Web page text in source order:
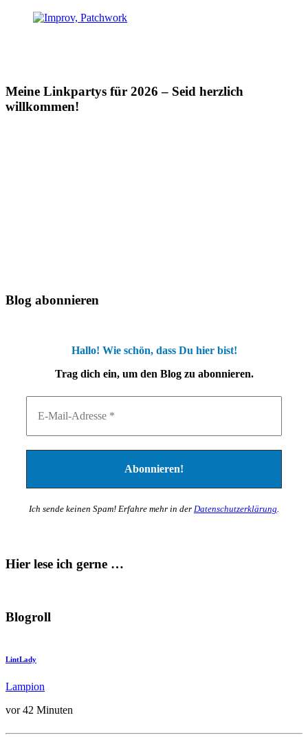
Meine Linkpartys für 2026 – Seid herzlich
willkommen!
Blog abonnieren
Hallo! Wie schön, dass Du hier bist!
Trag dich ein, um den Blog zu abonnieren.
Ich sende keinen Spam! Erfahre mehr in der Datenschutzerklärung.
Hier lese ich gerne …
Blogroll
LintLady
Lampion
vor 42 Minuten